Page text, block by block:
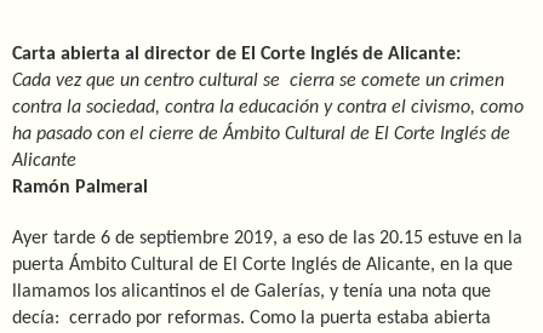
Carta abierta al director de El Corte Inglés de Alicante:
Cada vez que un centro cultural se cierra se comete un crimen
contra la sociedad, contra la educación y contra el civismo, como
ha pasado con el cierre de Ámbito Cultural de El Corte Inglés de
Alicante
Ramón Palmeral
Ayer tarde 6 de septiembre 2019, a eso de las 20.15 estuve en la
puerta Ámbito Cultural de El Corte Inglés de Alicante, en la que
llamamos los alicantinos el de Galerías, y tenía una nota que
decía: cerrado por reformas. Como la puerta estaba abierta